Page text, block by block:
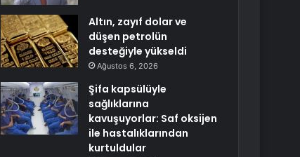
Altın, zayıf dolar ve
düşen petrolün
desteğiyle yükseldi
Ağustos 6, 2026
Şifa kapsülüyle
sağlıklarına
kavuşuyorlar: Saf oksijen
ile hastalıklarından
kurtuldular